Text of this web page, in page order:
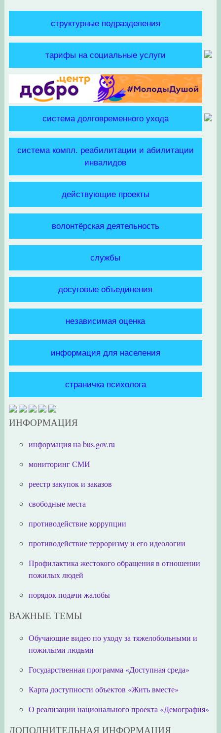
структурные подразделения
тарифы на социальные услуги
система долговременного ухода
система компл. реабилитации и абилитации
инвалидов
действующие проекты
волонтёрская деятельность
службы
досуговые объединения
независимая оценка
информация для населения
страничка психолога
ИНФОРМАЦИЯ
информация на bus.gov.ru
мониторинг СМИ
реестр закупок и заказов
свободные места
противодействие коррупции
противодействие терроризму и его идеологии
Профилактика жестокого обращения в отношении
пожилых людей
порядок подачи жалобы
ВАЖНЫЕ ТЕМЫ
Обучающие видео по уходу за тяжелобольными и
пожилыми людьми
Государственная программа «Доступная среда»
Карта доступности объектов «Жить вместе»
О реализации национального проекта «Демография»
ДОПОЛНИТЕЛЬНАЯ ИНФОРМАЦИЯ